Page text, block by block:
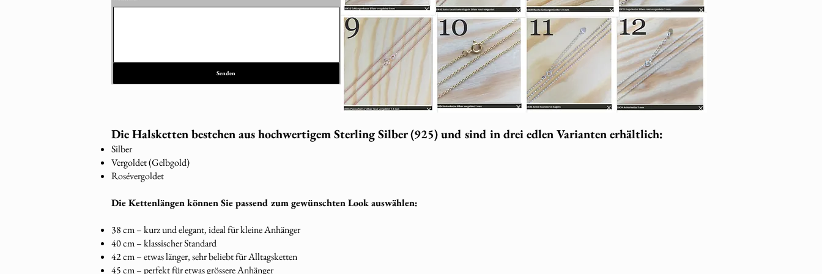
Senden
Die Halsketten bestehen aus hochwertigem Sterling Silber (925) und sind in drei edlen Varianten erhältlich:
Silber
Vergoldet (Gelbgold)
Rosévergoldet
Die Kettenlängen können Sie passend zum gewünschten Look auswählen:
38 cm – kurz und elegant, ideal für kleine Anhänger
40 cm – klassischer Standard
42 cm – etwas länger, sehr beliebt für Alltagsketten
45 cm – perfekt für etwas grössere Anhänger